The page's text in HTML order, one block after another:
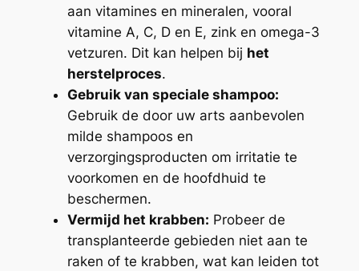
aan vitamines en mineralen, vooral
vitamine A, C, D en E, zink en omega-3
vetzuren. Dit kan helpen bij het
herstelproces.
Gebruik van speciale shampoo:
Gebruik de door uw arts aanbevolen
milde shampoos en
verzorgingsproducten om irritatie te
voorkomen en de hoofdhuid te
beschermen.
Vermijd het krabben: Probeer de
transplanteerde gebieden niet aan te
raken of te krabben, wat kan leiden tot